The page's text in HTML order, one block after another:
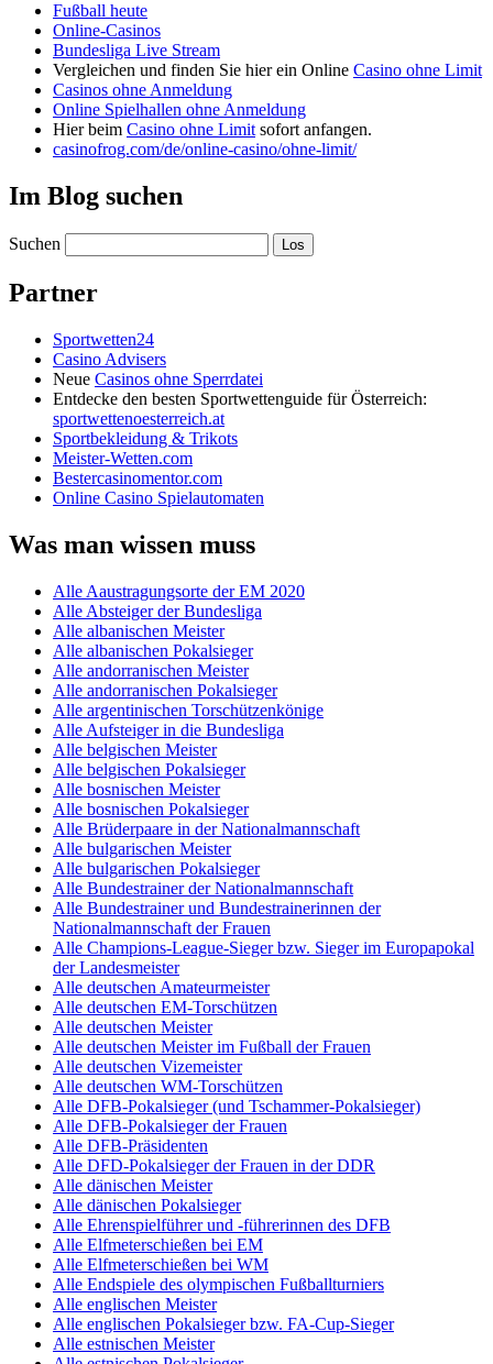
Fußball heute
Online-Casinos
Bundesliga Live Stream
Vergleichen und finden Sie hier ein Online Casino ohne Limit
Casinos ohne Anmeldung
Online Spielhallen ohne Anmeldung
Hier beim Casino ohne Limit sofort anfangen.
casinofrog.com/de/online-casino/ohne-limit/
Im Blog suchen
Suchen
Partner
Sportwetten24
Casino Advisers
Neue Casinos ohne Sperrdatei
Entdecke den besten Sportwettenguide für Österreich:
sportwettenoesterreich.at
Sportbekleidung & Trikots
Meister-Wetten.com
Bestercasinomentor.com
Online Casino Spielautomaten
Was man wissen muss
Alle Aaustragungsorte der EM 2020
Alle Absteiger der Bundesliga
Alle albanischen Meister
Alle albanischen Pokalsieger
Alle andorranischen Meister
Alle andorranischen Pokalsieger
Alle argentinischen Torschützenkönige
Alle Aufsteiger in die Bundesliga
Alle belgischen Meister
Alle belgischen Pokalsieger
Alle bosnischen Meister
Alle bosnischen Pokalsieger
Alle Brüderpaare in der Nationalmannschaft
Alle bulgarischen Meister
Alle bulgarischen Pokalsieger
Alle Bundestrainer der Nationalmannschaft
Alle Bundestrainer und Bundestrainerinnen der
Nationalmannschaft der Frauen
Alle Champions-League-Sieger bzw. Sieger im Europapokal
der Landesmeister
Alle deutschen Amateurmeister
Alle deutschen EM-Torschützen
Alle deutschen Meister
Alle deutschen Meister im Fußball der Frauen
Alle deutschen Vizemeister
Alle deutschen WM-Torschützen
Alle DFB-Pokalsieger (und Tschammer-Pokalsieger)
Alle DFB-Pokalsieger der Frauen
Alle DFB-Präsidenten
Alle DFD-Pokalsieger der Frauen in der DDR
Alle dänischen Meister
Alle dänischen Pokalsieger
Alle Ehrenspielführer und -führerinnen des DFB
Alle Elfmeterschießen bei EM
Alle Elfmeterschießen bei WM
Alle Endspiele des olympischen Fußballturniers
Alle englischen Meister
Alle englischen Pokalsieger bzw. FA-Cup-Sieger
Alle estnischen Meister